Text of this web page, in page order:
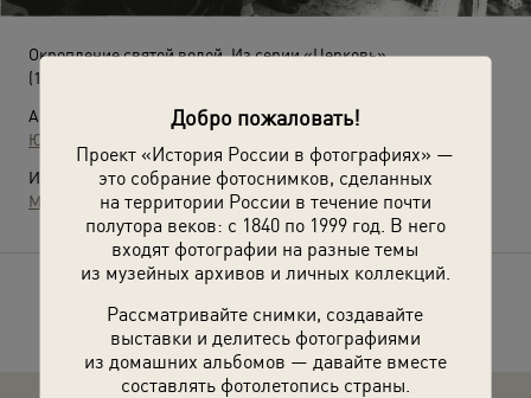
Добро пожаловать!
Проект «История России в фотографиях» —
это собрание фотоснимков, сделанных
на территории России в течение почти
полутора веков: с 1840 по 1999 год. В него
входят фотографии на разные темы
из музейных архивов и личных коллекций.
Рассматривайте снимки, создавайте
выставки и делитесь фотографиями
из домашних альбомов — давайте вместе
составлять фотолетопись страны.
Окропление святой водой. Из серии «Церковь»
(1986 год)
Автор:
Юрий Рыбчинский
Источники:
МАММ / МДФ